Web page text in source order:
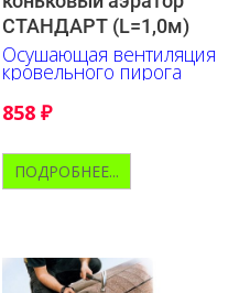
СТАНДАРТ (L=1,0м)
Осушающая вентиляция
кровельного пирога
858 ₽
ПОДРОБНЕЕ...